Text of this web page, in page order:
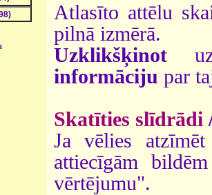
Atlasīto attēlu
pilnā izmērā.
Uzklikšķinot
informāciju par
Skatīties slīdrādi
Ja vēlies
attiecīgām
vērtējumu".